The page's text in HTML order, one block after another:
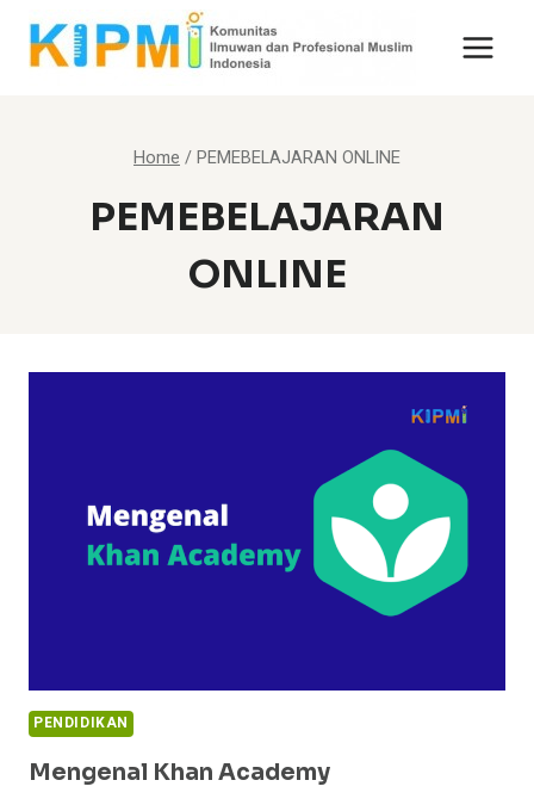
Skip
Home /PEMEBELAJARAN ONLINE
PEMEBELAJARAN
ONLINE
PENDIDIKAN
Mengenal Khan Academy